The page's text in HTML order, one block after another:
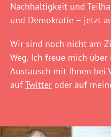
Nachhaltigkeit und
und Demokratie – jetzt
Wir sind noch nicht am
Weg. Ich freue mich
Austausch mit Ihnen bei
aufTwitter oder auf